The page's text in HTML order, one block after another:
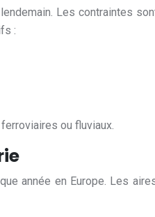
Les contraintes
:
ou fluviaux.
année en Europe. Les